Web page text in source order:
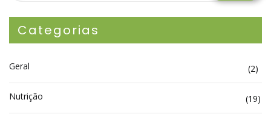
Categorias
Geral (2)
Nutrição (19)